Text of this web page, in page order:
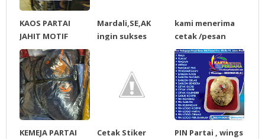
KAOS PARTAI
JAHIT MOTIF
BAHAN PE DOBEL
(TC) DAN JEKET
PARTAI
Mardali,SE,AK
ingin sukses
Banda Aceh
kami menerima
cetak /pesan
kipas partai
KEMEJA PARTAI
Cetak Stiker
PIN Partai , wings